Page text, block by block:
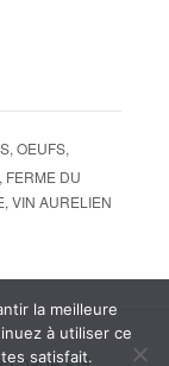
OEUFS,
FERME DU
VIN AURELIEN
la meilleure
à utiliser ce
satisfait.